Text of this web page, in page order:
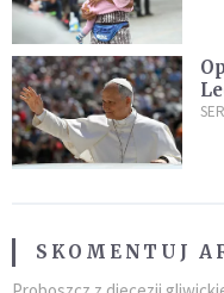
SKOMENTUJ